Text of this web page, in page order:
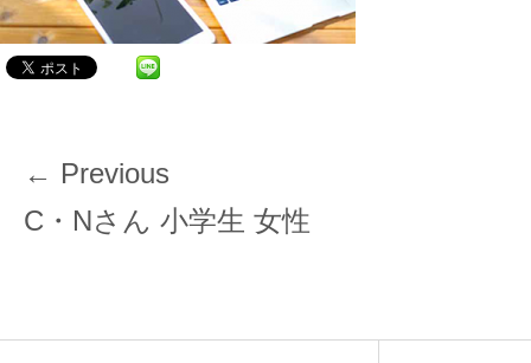
投
稿
← Previous
Previous
C・Nさん 小学生 女性